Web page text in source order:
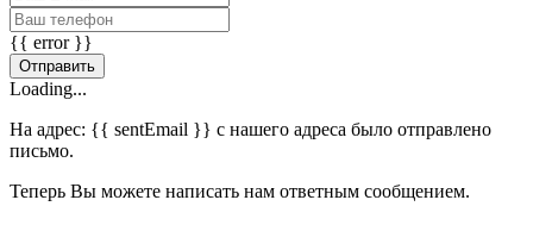
{{ error }}
Отправить
Loading...
На адрес: {{ sentEmail }} с нашего адреса было отправлено
письмо.
Теперь Вы можете написать нам ответным сообщением.